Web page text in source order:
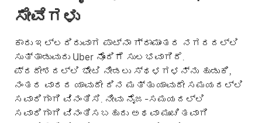
ಸೇವೆಗಳು
ಕಾರು ಇಲ್ಲದಿರುವಾಗ ಪಾಟ್ನಾ ಗ್ರಾಮಾಂತರ ನಗರದಲ್ಲಿ
ಸುತ್ತಾಡುವುದು Uber ನೊಂದಿಗೆ ಸುಲಭವಾಗಿದೆ.
ಪ್ರದೇಶದಲ್ಲಿ ಭೇಟಿ ನೀಡಲು ಸ್ಥಳಗಳನ್ನು ಹುಡುಕಿ,
ನಂತರ ವಾರದ ಯಾವುದೇ ದಿನ ಮತ್ತು ಯಾವುದೇ ಸಮಯದಲ್ಲಿ
ಸವಾರಿಗಾಗಿ ವಿನಂತಿಸಿ. ನೀವು ನೈಜ-ಸಮಯದಲ್ಲಿ
ಸವಾರಿಗಾಗಿ ವಿನಂತಿಸಬಹುದು ಅಥವಾ ಮುಂಚಿತವಾಗಿ